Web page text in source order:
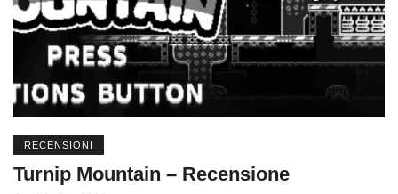
RECENSIONI
Turnip Mountain – Recensione